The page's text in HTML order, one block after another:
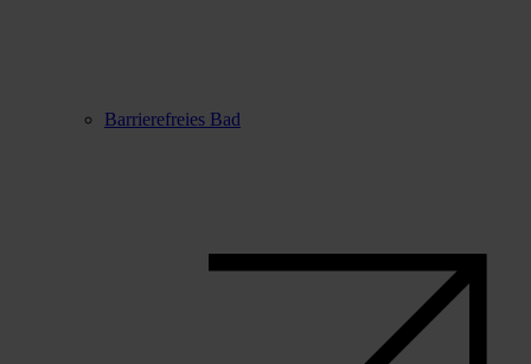
Barrierefreies Bad